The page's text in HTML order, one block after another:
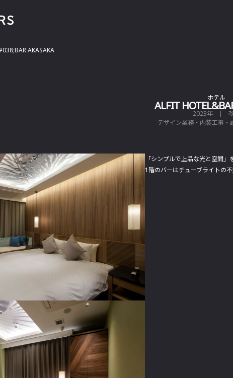
AKASAKA
ホテル
ALFIT
2023年 |
デザイン業務・内装工事・
「シンプルで上品な光と空間
1階のバーはチューブライトの